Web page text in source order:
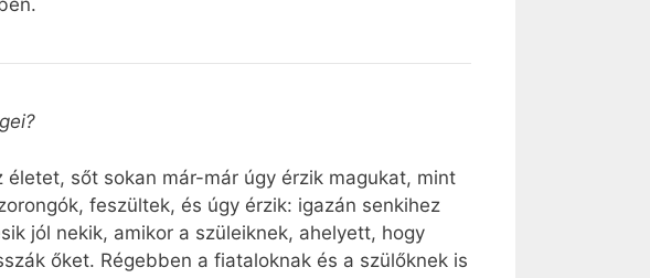
sőt sokan már-már úgy érzik magukat, mint
feszültek, és úgy érzik: igazán senkihez
jól nekik, amikor a szüleiknek, ahelyett, hogy
őket. Régebben a fiataloknak és a szülőknek is